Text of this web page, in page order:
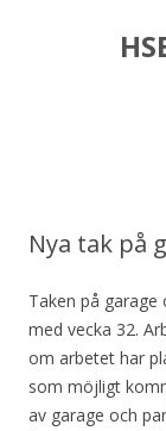
Nya tak på
Taken på
med vecka 32.
om arbetet har
som möjligt
av garage och